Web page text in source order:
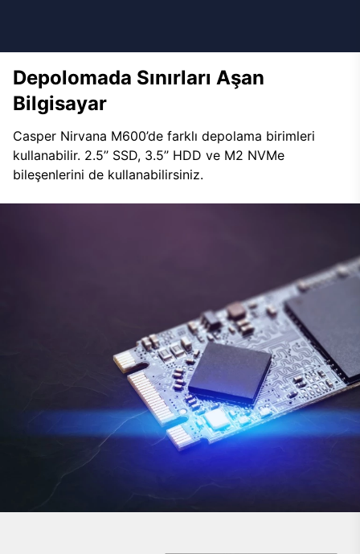
Depolomada Sınırları Aşan
Bilgisayar
Casper Nirvana M600’de farklı depolama birimleri
kullanabilir. 2.5’’ SSD, 3.5’’ HDD ve M2 NVMe
bileşenlerini de kullanabilirsiniz.